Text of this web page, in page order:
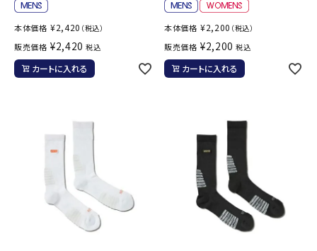
本体価格 ¥2,420 （税込）
販売価格 ¥2,420 税込
カートに入れる
本体価格 ¥2,200 （税込）
販売価格 ¥2,200 税込
カートに入れる